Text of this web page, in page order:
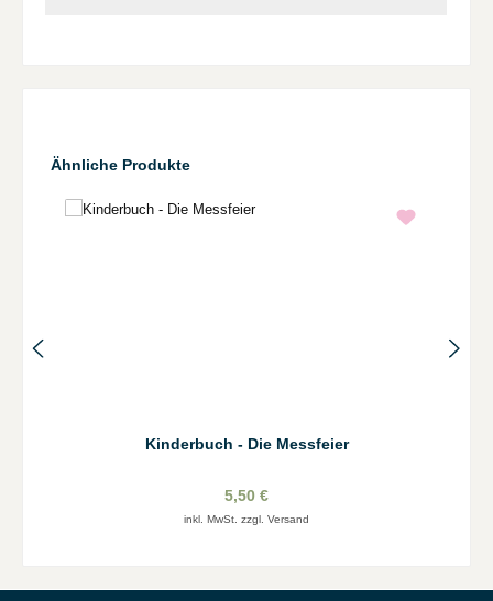
Produktgalerie überspringen
Ähnliche Produkte
Kinderbuch - Die Messfeier
5,50 €
inkl. MwSt. zzgl. Versand